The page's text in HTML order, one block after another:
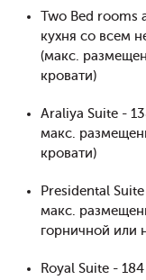
Two Bed rooms
кухня со всем
(макс.
кровати)
Araliya Suite -
макс.
кровати)
Presidental
макс.
горничной или
Royal Suite -